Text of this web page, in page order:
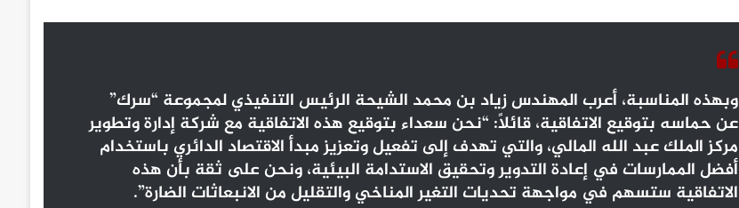
وبهذه المناسبة، أعرب المهندس زياد بن محمد الشيحة الرئيس التنفيذي لمجموعة “سرك”
عن حماسه بتوقيع الاتفاقية، قائلاً: “نحن سعداء بتوقيع هذه الاتفاقية مع شركة إدارة وتطوير
مركز الملك عبد الله المالي، والتي تهدف إلى تفعيل وتعزيز مبدأ الاقتصاد الدائري باستخدام
أفضل الممارسات في إعادة التدوير وتحقيق الاستدامة البيئية، ونحن على ثقة بأن هذه
الاتفاقية ستسهم في مواجهة تحديات التغير المناخي والتقليل من الانبعاثات الضارة”.